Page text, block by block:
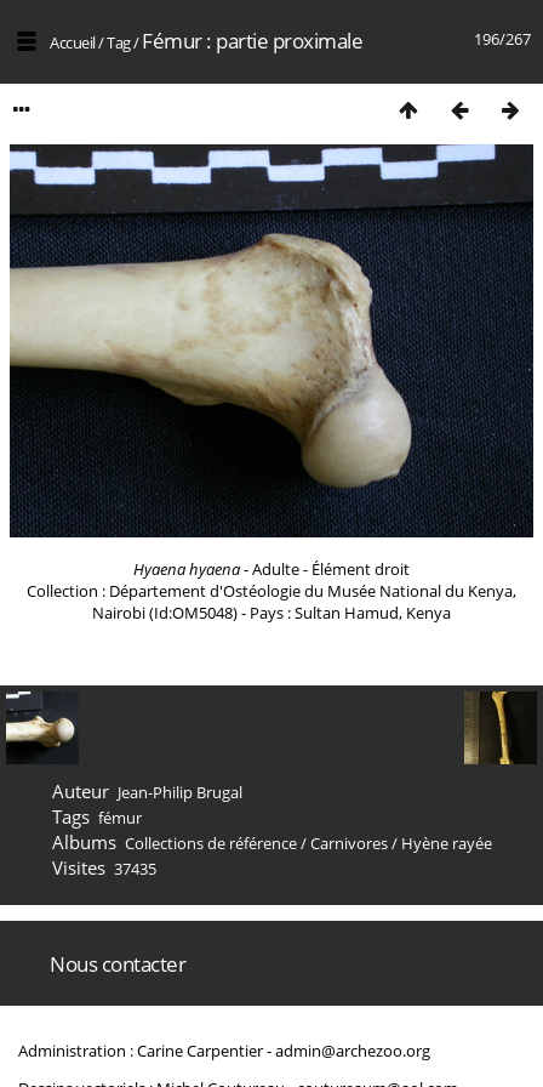
196/267
Accueil/Tag/Fémur : partie proximale
Hyaena hyaena- Adulte - Élément droit
Collection : Département d'Ostéologie du Musée National du Kenya,
Nairobi (Id:OM5048) - Pays : Sultan Hamud, Kenya
Auteur Jean-Philip Brugal
Tags fémur
Albums Collections de référence/Carnivores/ Hyène rayée
Visites 37435
Nous contacter
Administration : Carine Carpentier -admin@archezoo.org